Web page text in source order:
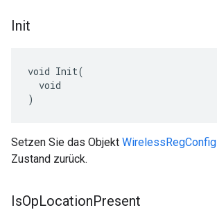
Init
void Init(
  void
)
Setzen Sie das Objekt WirelessRegConfig
Zustand zurück.
IsOpLocationPresent